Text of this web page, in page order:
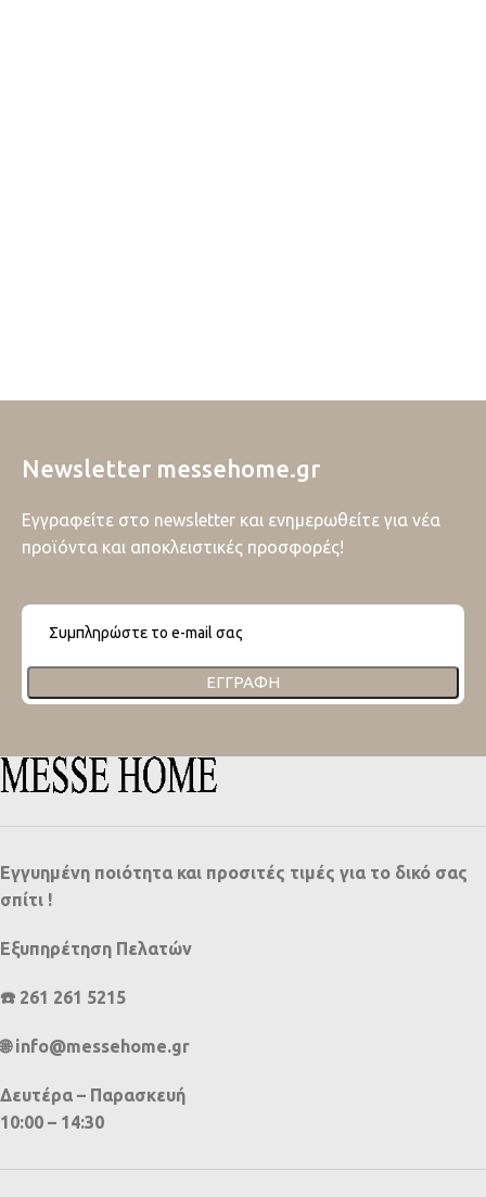
Newsletter messehome.gr
Εγγραφείτε στο newsletter και ενημερωθείτε για νέα
προϊόντα και αποκλειστικές προσφορές!
ΕΓΓΡΑΦΉ
Εγγυημένη ποιότητα και προσιτές τιμές για το δικό σας
σπίτι !
Εξυπηρέτηση Πελατών
☎️ 261 261 5215
🌐 info@messehome.gr
Δευτέρα – Παρασκευή
10:00 – 14:30